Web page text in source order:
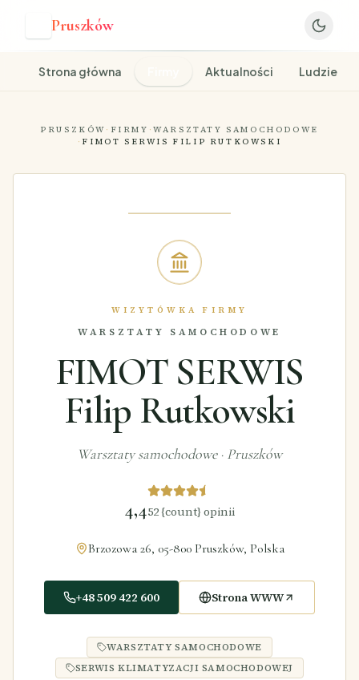
Pruszków
Strona główna Aktualności Ludzie
PRUSZKÓW · FIRMY ·WARSZTATY SAMOCHODOWE
· FIMOT SERWIS FILIP RUTKOWSKI
WIZYTÓWKA FIRMY
WARSZTATY SAMOCHODOWE
FIMOT SERWIS
Filip Rutkowski
Warsztaty samochodowe· Pruszków
4,452 {count} opinii
Brzozowa 26, 05-800 Pruszków, Polska
+48 509 422 600 Strona WWW
WARSZTATY SAMOCHODOWE
SERWIS KLIMATYZACJI SAMOCHODOWEJ